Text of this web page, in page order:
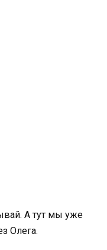
А тут мы уже
Олега.